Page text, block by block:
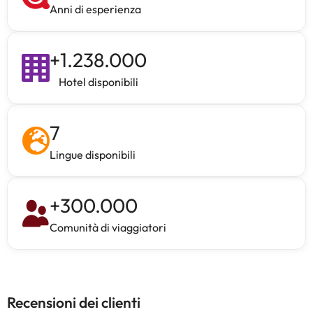
Anni di esperienza
+1.238.000
Hotel disponibili
7
Lingue disponibili
+300.000
Comunità di viaggiatori
Recensioni dei clienti